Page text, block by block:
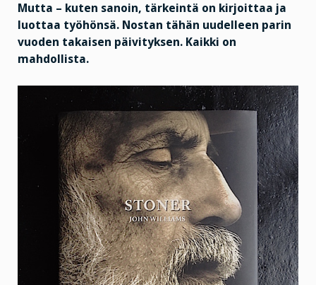
Mutta – kuten sanoin, tärkeintä on kirjoittaa ja
luottaa työhönsä. Nostan tähän uudelleen parin
vuoden takaisen päivityksen. Kaikki on
mahdollista.